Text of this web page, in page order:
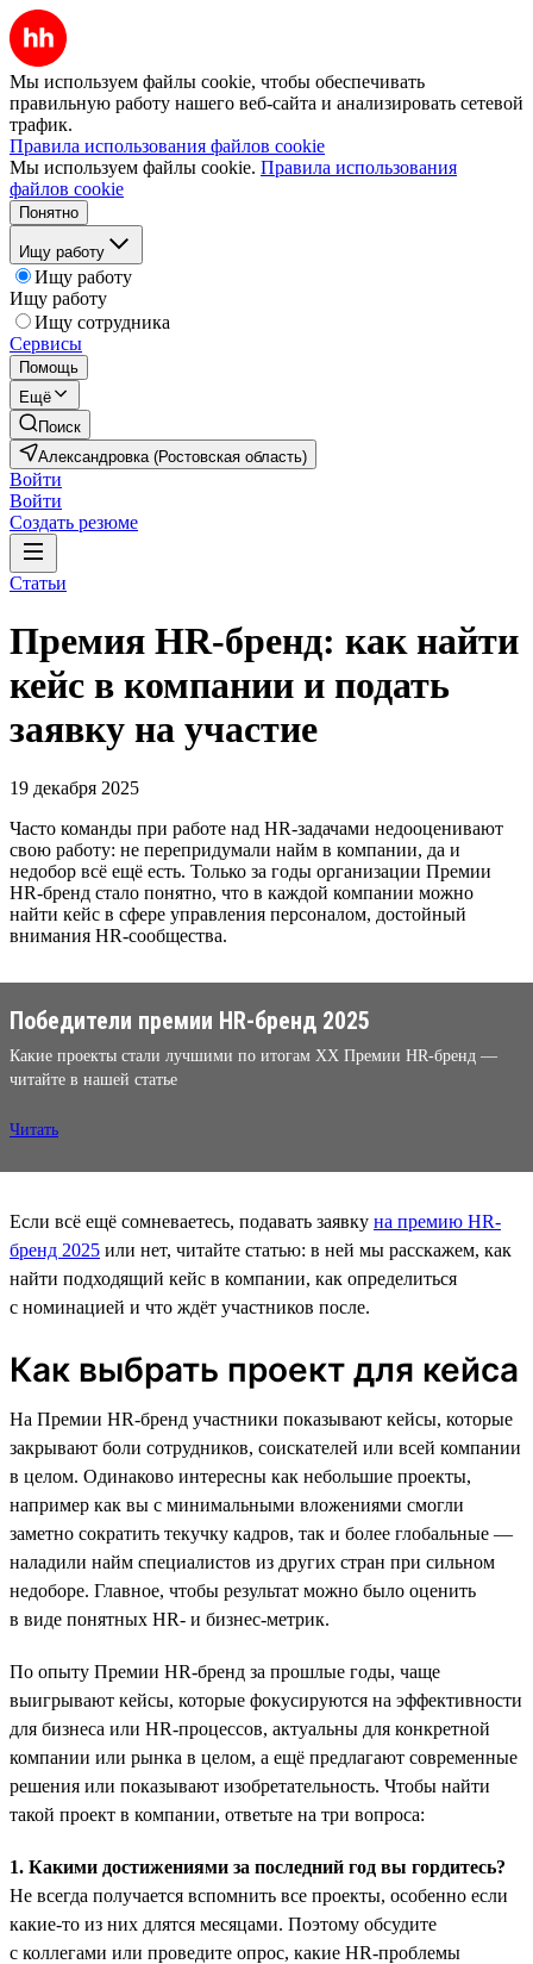
Мы используем файлы cookie, чтобы обеспечивать
правильную работу нашего веб-сайта и анализировать сетевой
трафик.
Правила использования файлов cookie
Мы используем файлы cookie. Правила использования
файлов cookie
Понятно
Ищу работу
Ищу работу
Ищу работу
Ищу сотрудника
Сервисы
Помощь
Ещё
Поиск
Александровка (Ростовская область)
Войти
Войти
Создать резюме
Статьи
Премия HR-бренд: как найти
кейс в компании и подать
заявку на участие
19 декабря 2025
Часто команды при работе над HR-задачами недооценивают
свою работу: не перепридумали найм в компании, да и
недобор всё ещё есть. Только за годы организации Премии
HR-бренд стало понятно, что в каждой компании можно
найти кейс в сфере управления персоналом, достойный
внимания HR-сообщества.
Победители премии HR-бренд 2025
Какие проекты стали лучшими по итогам XX Премии HR-бренд —
читайте в нашей статье
Читать
Если всё ещё сомневаетесь, подавать заявку на премию HR-
бренд 2025 или нет, читайте статью: в ней мы расскажем, как
найти подходящий кейс в компании, как определиться
с номинацией и что ждёт участников после.
Как выбрать проект для кейса
На Премии HR-бренд участники показывают кейсы, которые
закрывают боли сотрудников, соискателей или всей компании
в целом. Одинаково интересны как небольшие проекты,
например как вы с минимальными вложениями смогли
заметно сократить текучку кадров, так и более глобальные —
наладили найм специалистов из других стран при сильном
недоборе. Главное, чтобы результат можно было оценить
в виде понятных HR- и бизнес-метрик.
По опыту Премии HR-бренд за прошлые годы, чаще
выигрывают кейсы, которые фокусируются на эффективности
для бизнеса или HR-процессов, актуальны для конкретной
компании или рынка в целом, а ещё предлагают современные
решения или показывают изобретательность. Чтобы найти
такой проект в компании, ответьте на три вопроса:
1. Какими достижениями за последний год вы гордитесь?
Не всегда получается вспомнить все проекты, особенно если
какие-то из них длятся месяцами. Поэтому обсудите
с коллегами или проведите опрос, какие HR-проблемы